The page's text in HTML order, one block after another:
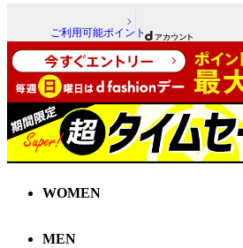
ご利用可能ポイント
WOMEN
MEN